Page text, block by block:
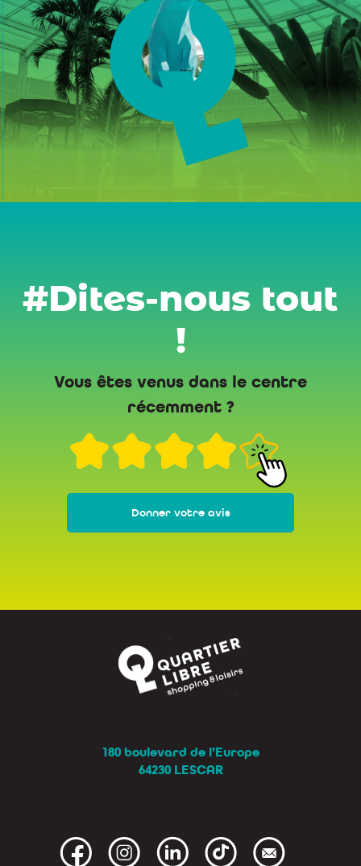
#Dites-nous tout
!
Vous êtes venus dans le centre
récemment ?
Donner votre avis
180 boulevard de l’Europe
64230 LESCAR